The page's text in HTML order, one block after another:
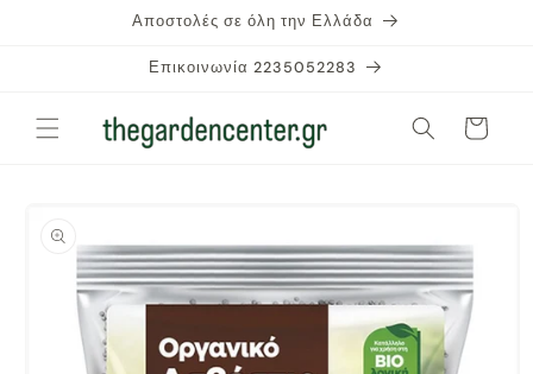
Αποστολές σε όλη την Ελλάδα
Επικοινωνία 2235052283
Καλάθι
πληροφορίες
προϊόντος